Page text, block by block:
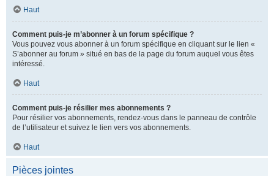
Haut
Comment puis-je m’abonner à un forum spécifique ?
Vous pouvez vous abonner à un forum spécifique en cliquant sur le lien «
S’abonner au forum » situé en bas de la page du forum auquel vous êtes
intéressé.
Haut
Comment puis-je résilier mes abonnements ?
Pour résilier vos abonnements, rendez-vous dans le panneau de contrôle
de l’utilisateur et suivez le lien vers vos abonnements.
Haut
Pièces jointes